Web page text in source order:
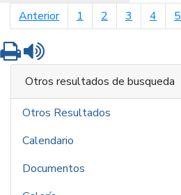
Anteriorpágina anterior
1 2 3 4 5
Imprimir
Otros resultados de busqueda
Otros Resultados
Calendario
Documentos